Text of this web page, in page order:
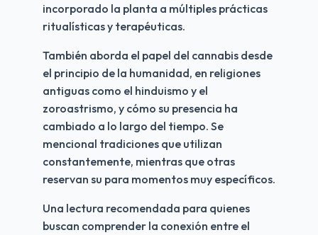
incorporado la planta a múltiples prácticas
ritualísticas y terapéuticas.
También aborda el papel del cannabis desde
el principio de la humanidad, en religiones
antiguas como el hinduismo y el
zoroastrismo, y cómo su presencia ha
cambiado a lo largo del tiempo. Se
mencional tradiciones que utilizan
constantemente, mientras que otras
reservan su para momentos muy específicos.
Una lectura recomendada para quienes
buscan comprender la conexión entre el